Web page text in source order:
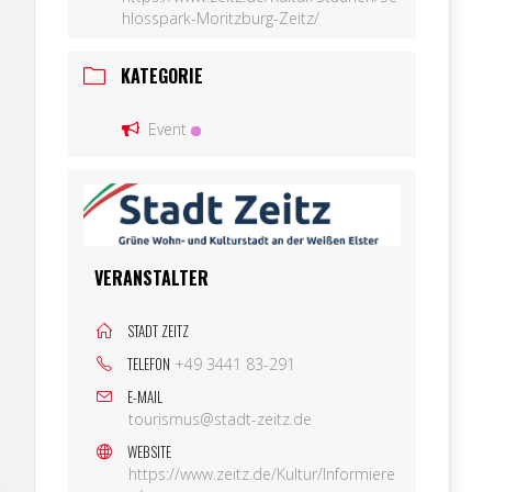
hlosspark-Moritzburg-Zeitz/
KATEGORIE
Event
VERANSTALTER
STADT ZEITZ
TELEFON +49 3441 83-291
E-MAIL
tourismus@stadt-zeitz.de
WEBSITE
https://www.zeitz.de/Kultur/Informiere